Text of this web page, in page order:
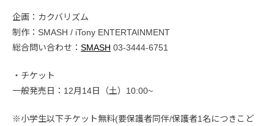
企画：カクバリズム
制作：SMASH / iTony ENTERTAINMENT
総合問い合わせ： SMASH 03-3444-6751
・チケット
一般発売日：12月14日（土）10:00~
※小学生以下チケット無料(要保護者同伴/保護者1名につきこど